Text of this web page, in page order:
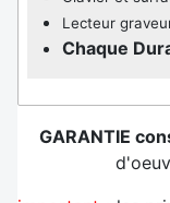
Lecteur
Chaque
GARANTIE